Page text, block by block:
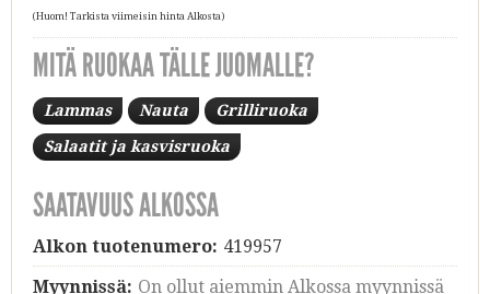
(Huom! Tarkista viimeisin hinta Alkosta)
MITÄ RUOKAA TÄLLE JUOMALLE?
Lammas Nauta Grilliruoka
Salaatit ja kasvisruoka
SAATAVUUS ALKOSSA
Alkon tuotenumero: 419957
Myynnissä: On ollut aiemmin Alkossa myynnissä